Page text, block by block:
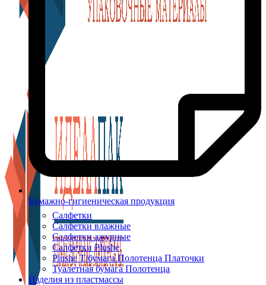
Бумажно-гигиеническая продукция
Салфетки
Салфетки влажные
Салфетки ажурные
Салфетки Plushe
Plushe Т/бумага Полотенца Платочки
Туалетная бумага Полотенца
Изделия из пластмассы